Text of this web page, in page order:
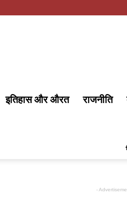
इतिहास और औरत राजनीति
-